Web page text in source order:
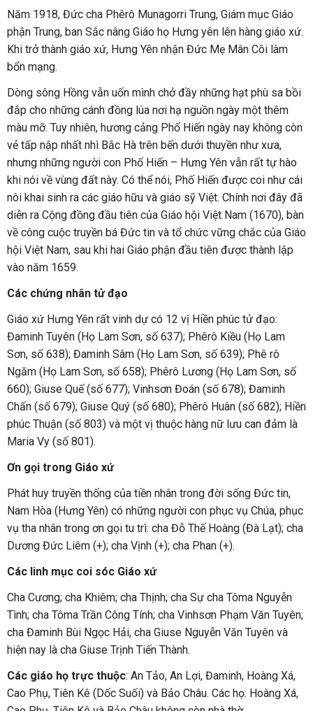
Năm 1918, Đức cha Phêrô Munagorri Trung, Giám mục Giáo
phận Trung, ban Sắc nâng Giáo họ Hưng yên lên hàng giáo xứ.
Khi trở thành giáo xứ, Hưng Yên nhận Đức Mẹ Mân Côi làm
bổn mạng.
Dòng sông Hồng vẫn uốn mình chở đầy những hạt phù sa bồi
đắp cho những cánh đồng lúa nơi hạ nguồn ngày một thêm
màu mỡ. Tuy nhiên, hương cảng Phố Hiến ngày nay không còn
vẻ tấp nập nhất nhì Bắc Hà trên bến dưới thuyền như xưa,
nhưng những người con Phố Hiến – Hưng Yên vẫn rất tự hào
khi nói về vùng đất này. Có thể nói, Phố Hiến được coi như cái
nôi khai sinh ra các giáo hữu và giáo sỹ Việt. Chính nơi đây đã
diễn ra Cộng đồng đầu tiên của Giáo hội Việt Nam (1670), bàn
về công cuộc truyền bá Đức tin và tổ chức vững chắc của Giáo
hội Việt Nam, sau khi hai Giáo phận đầu tiên được thành lập
vào năm 1659.
Các chứng nhân tử đạo
Giáo xứ Hưng Yên rất vinh dự có 12 vị Hiền phúc tử đạo:
Đaminh Tuyên (Họ Lam Sơn, số 637); Phêrô Kiều (Họ Lam
Sơn, số 638); Đaminh Sâm (Họ Lam Sơn, số 639); Phê rô
Ngăm (Họ Lam Sơn, số 658); Phêrô Lương (Họ Lam Sơn, số
660); Giuse Quế (số 677); Vinhsơn Đoán (số 678); Đaminh
Chấn (số 679); Giuse Quý (số 680); Phêrô Huân (số 682); Hiền
phúc Thuận (số 803) và một vị thuộc hàng nữ lưu can đảm là
Maria Vy (số 801).
Ơn gọi trong Giáo xứ
Phát huy truyền thống của tiền nhân trong đời sống Đức tin,
Nam Hòa (Hưng Yên) có những người con phục vụ Chúa, phục
vụ tha nhân trong ơn gọi tu trì: cha Đỗ Thế Hoàng (Đà Lạt); cha
Dương Đức Liêm (+); cha Vịnh (+); cha Phan (+).
Các linh mục coi sóc Giáo xứ
Cha Cương; cha Khiêm; cha Thịnh; cha Sự cha Tôma Nguyễn
Tình; cha Tôma Trần Công Tính; cha Vinhsơn Phạm Văn Tuyên;
cha Đaminh Bùi Ngọc Hải, cha Giuse Nguyễn Văn Tuyên và
hiện nay là cha Giuse Trịnh Tiến Thành.
Các giáo họ trực thuộc: An Tảo, An Lợi, Đaminh, Hoàng Xá,
Cao Phụ, Tiên Kê (Dốc Suối) và Bảo Châu. Các họ: Hoàng Xá,